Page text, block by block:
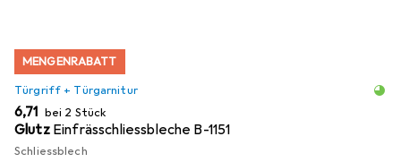
MENGENRABATT
Türgriff + Türgarnitur
EUR
6,71 bei 2 Stück
Glutz Einfrässchliessbleche B-1151
Schliessblech